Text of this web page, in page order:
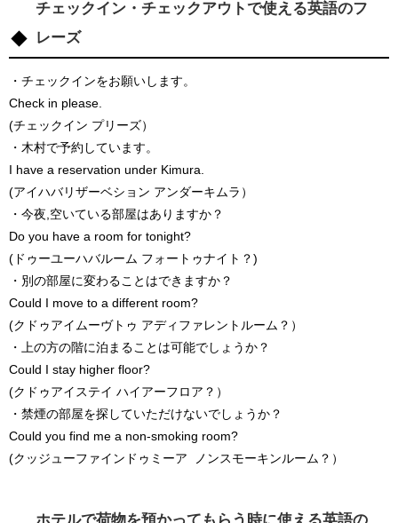
チェックイン・チェックアウトで使える英語のフ
レーズ
・チェックインをお願いします。
Check in please.
(チェックイン プリーズ）
・木村で予約しています。
I have a reservation under Kimura.
(アイハバリザーベション アンダーキムラ）
・今夜,空いている部屋はありますか？
Do you have a room for tonight?
(ドゥーユーハバルーム フォートゥナイト？)
・別の部屋に変わることはできますか？
Could I move to a different room?
(クドゥアイムーヴトゥ アディファレントルーム？）
・上の方の階に泊まることは可能でしょうか？
Could I stay higher floor?
(クドゥアイステイ ハイアーフロア？）
・禁煙の部屋を探していただけないでしょうか？
Could you find me a non-smoking room?
(クッジューファインドゥミーア ノンスモーキンルーム？）
ホテルで荷物を預かってもらう時に使える英語の